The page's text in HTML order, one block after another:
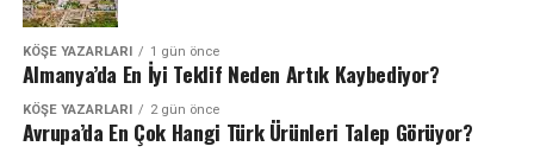
KÖŞE YAZARLARI 1 gün önce
Almanya’da En İyi Teklif Neden Artık Kaybediyor?
KÖŞE YAZARLARI 2 gün önce
Avrupa’da En Çok Hangi Türk Ürünleri Talep Görüyor?